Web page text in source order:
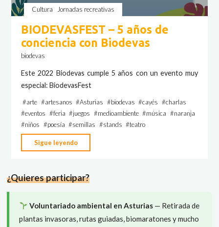
Cultura Jornadas recreativas
BIODEVASFEST – 5 años de
conciencia con Biodevas
biodevas
Este 2022 Biodevas cumple 5 años con un evento muy
especial: BiodevasFest
#arte #artesanos #Asturias #biodevas #cayés #charlas
#eventos #feria #juegos #medioambiente #música #naranja
#niños #poesía #semillas #stands #teatro
Sigue leyendo
–
años
conciencia
con
¿Quieres participar?
Voluntariado ambiental en Asturias— Retirada de
plantas invasoras, rutas guiadas, biomaratones y mucho